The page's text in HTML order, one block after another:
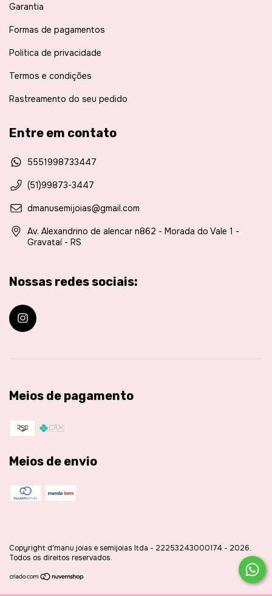
Garantia
Formas de pagamentos
Politica de privacidade
Termos e condições
Rastreamento do seu pedido
Entre em contato
5551998733447
(51)99873-3447
dmanusemijoias@gmail.com
Av. Alexandrino de alencar n862 - Morada do Vale 1 -
Gravataí - RS
Nossas redes sociais:
Meios de pagamento
Meios de envio
Copyright d'manu joias e semijoias ltda - 22253243000174 - 2026.
Todos os direitos reservados.